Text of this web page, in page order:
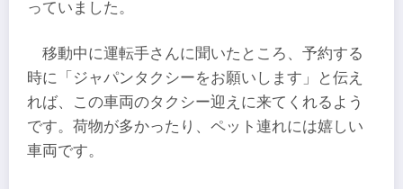
っていました。
移動中に運転手さんに聞いたところ、予約する
時に「ジャパンタクシーをお願いします」と伝え
れば、この車両のタクシー迎えに来てくれるよう
です。荷物が多かったり、ペット連れには嬉しい
車両です。